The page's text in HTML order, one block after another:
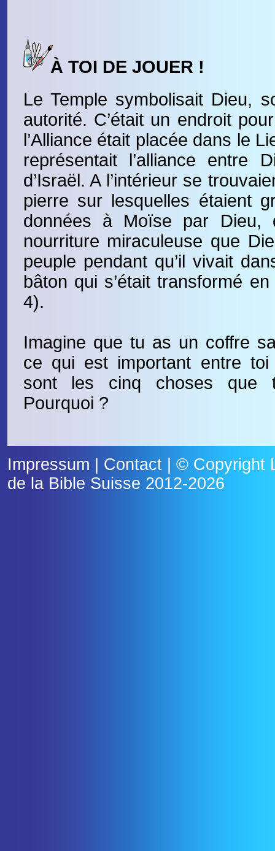
À TOI DE JOUER !
Le Temple symbolisait Dieu,
autorité. C’était un endroit
l’Alliance était placée dans le
représentait l’alliance entre
d’Israël. A l’intérieur se
pierre sur lesquelles étaient
données à Moïse par Dieu,
nourriture miraculeuse que
peuple pendant qu’il vivait
bâton qui s’était transformé
4).
Imagine que tu as un coffre
ce qui est important entre
sont les cinq choses que
Pourquoi ?
Impressum Contact| © Copyright
de la Bible Suisse 2012-2026